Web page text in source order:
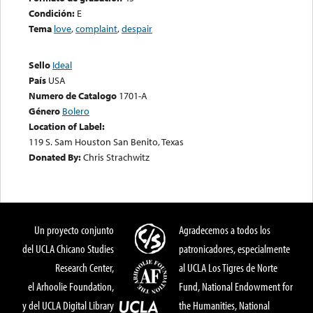
Condición: E
Tema love,complaint,despair
Sello Ideal
País USA
Numero de Catalogo 1701-A
Género Bolero
Location of Label:
119 S. Sam Houston San Benito, Texas
Donated By:Chris Strachwitz
Un proyecto conjunto
del UCLA Chicano Studies
Research Center,
el Arhoolie Foundation,
y del UCLA Digital Library
Agradecemos a todos los
patronicadores, especialmente
al UCLA Los Tigres de Norte
Fund, National Endowment for
the Humanities, National